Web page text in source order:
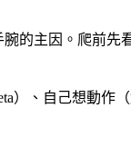
的主因。爬前先
、自己想動作